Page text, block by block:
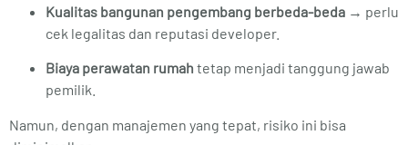
Kualitas bangunan pengembang berbeda-beda → perlu
cek legalitas dan reputasi developer.
Biaya perawatan rumah tetap menjadi tanggung jawab
pemilik.
Namun, dengan manajemen yang tepat, risiko ini bisa